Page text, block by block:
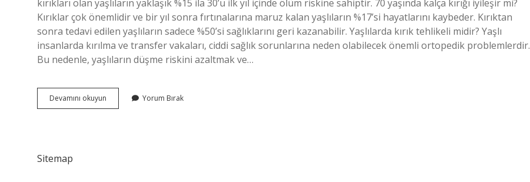
kırıkları olan yaşlıların yaklaşık %15 ila 30’u ilk yıl içinde ölüm riskine sahiptir. 70 yaşında kalça kırığı iyileşir mi?
Kırıklar çok önemlidir ve bir yıl sonra fırtınalarına maruz kalan yaşlıların %17’si hayatlarını kaybeder. Kırıktan
sonra tedavi edilen yaşlıların sadece %50’si sağlıklarını geri kazanabilir. Yaşlılarda kırık tehlikeli midir? Yaşlı
insanlarda kırılma ve transfer vakaları, ciddi sağlık sorunlarına neden olabilecek önemli ortopedik problemlerdir.
Bu nedenle, yaşlıların düşme riskini azaltmak ve…
Devamını okuyun
Kemiği
Yorum Bırak
Sitemap